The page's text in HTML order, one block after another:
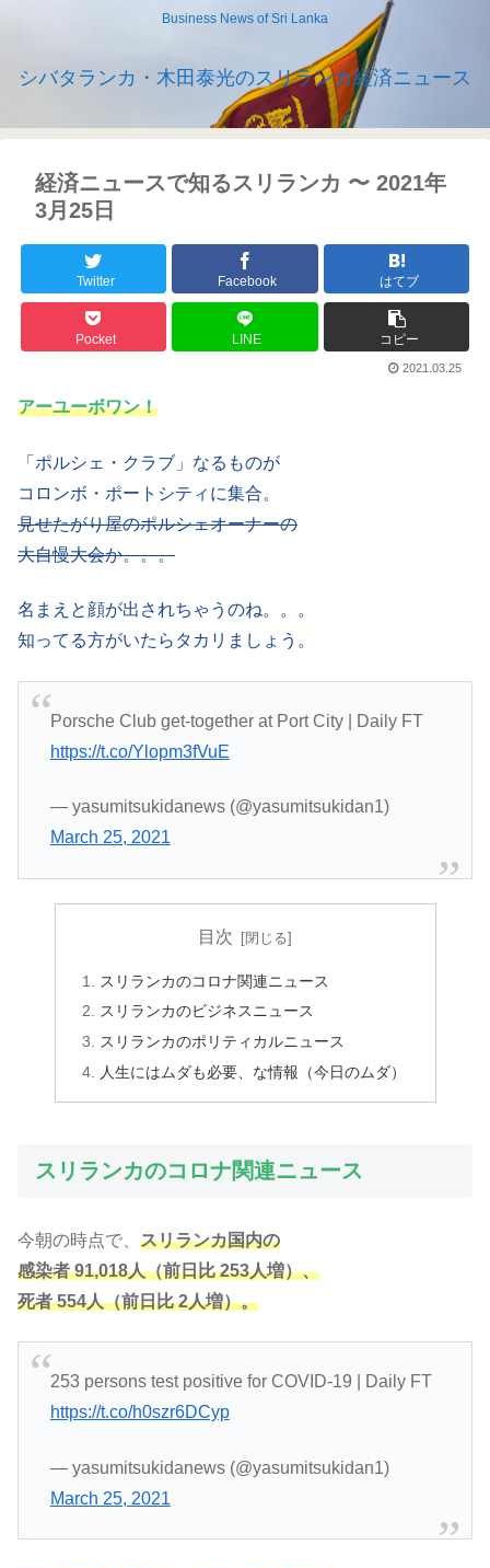
Business News of Sri Lanka
シバタランカ・木田泰光のスリランカ経済ニュース
経済ニュースで知るスリランカ 〜 2021年
3月25日
Twitter Facebook はてブ
Pocket LINE コピー
2021.03.25
アーユーボワン！
「ポルシェ・クラブ」なるものが
コロンボ・ポートシティに集合。
見せたがり屋のポルシェオーナーの
大自慢大会か。。。
名まえと顔が出されちゃうのね。。。
知ってる方がいたらタカリましょう。
Porsche Club get-together at Port City | Daily FT
https://t.co/Ylopm3fVuE
— yasumitsukidanews (@yasumitsukidan1)
March 25, 2021
目次
スリランカのコロナ関連ニュース
スリランカのビジネスニュース
スリランカのポリティカルニュース
人生にはムダも必要、な情報（今日のムダ）
スリランカのコロナ関連ニュース
今朝の時点で、 スリランカ国内の
感染者 91,018人（前日比 253人増）、
死者 554人（前日比 2人増）。
253 persons test positive for COVID-19 | Daily FT
https://t.co/h0szr6DCyp
— yasumitsukidanews (@yasumitsukidan1)
March 25, 2021